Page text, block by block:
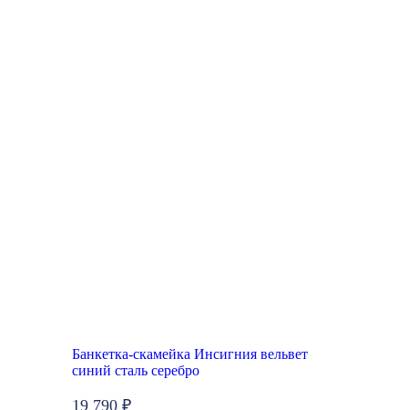
Банкетка-скамейка Инсигния вельвет
синий сталь серебро
19 790 ₽